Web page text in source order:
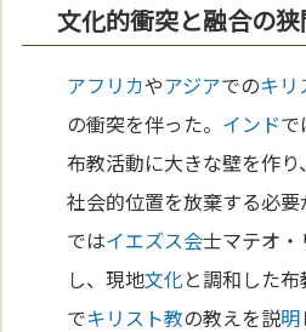
文化的衝突と融合の
アフリカやアジアでのキリ
の衝突を伴った。 インドで
布教活動に大きな壁を作
社会的位置を放棄する必
ではイエズス会士マテオ
し、現地文化と調和した
でキリスト教の教えを説明